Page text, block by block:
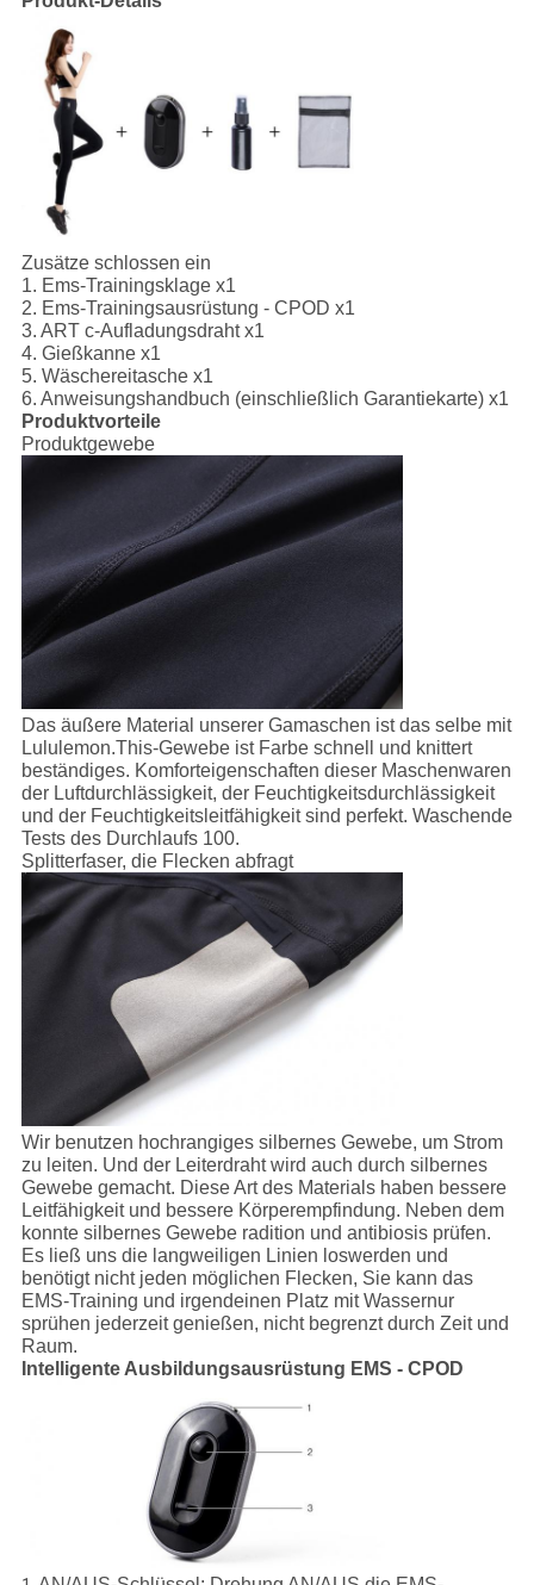
Zusätze schlossen ein
1. Ems-Trainingsklage x1
2. Ems-Trainingsausrüstung - CPOD x1
3. ART c-Aufladungsdraht x1
4. Gießkanne x1
5. Wäschereitasche x1
6. Anweisungshandbuch (einschließlich Garantiekarte) x1
Produktvorteile
Produktgewebe
Das äußere Material unserer Gamaschen ist das selbe mit
Lululemon.This-Gewebe ist Farbe schnell und knittert
beständiges. Komforteigenschaften dieser Maschenwaren
der Luftdurchlässigkeit, der Feuchtigkeitsdurchlässigkeit
und der Feuchtigkeitsleitfähigkeit sind perfekt. Waschende
Tests des Durchlaufs 100.
Splitterfaser, die Flecken abfragt
Wir benutzen hochrangiges silbernes Gewebe, um Strom
zu leiten. Und der Leiterdraht wird auch durch silbernes
Gewebe gemacht. Diese Art des Materials haben bessere
Leitfähigkeit und bessere Körperempfindung. Neben dem
konnte silbernes Gewebe radition und antibiosis prüfen.
Es ließ uns die langweiligen Linien loswerden und
benötigt nicht jeden möglichen Flecken, Sie kann das
EMS-Training und irgendeinen Platz mit Wassernur
sprühen jederzeit genießen, nicht begrenzt durch Zeit und
Raum.
Intelligente Ausbildungsausrüstung EMS - CPOD